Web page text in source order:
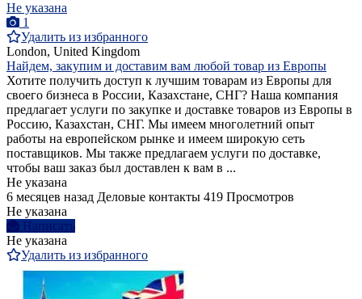
Не указана
1
Удалить из избранного
London, United Kingdom
Найдем, закупим и доставим вам любой товар из Европы
Хотите получить доступ к лучшим товарам из Европы для
своего бизнеса в России, Казахстане, СНГ? Наша компания
предлагает услуги по закупке и доставке товаров из Европы в
Россию, Казахстан, СНГ. Мы имеем многолетний опыт
работы на европейском рынке и имеем широкую сеть
поставщиков. Мы также предлагаем услуги по доставке,
чтобы ваш заказ был доставлен к вам в ...
Не указана
6 месяцев назад Деловые контакты 419 Просмотров
Не указана
Написать
Не указана
Удалить из избранного